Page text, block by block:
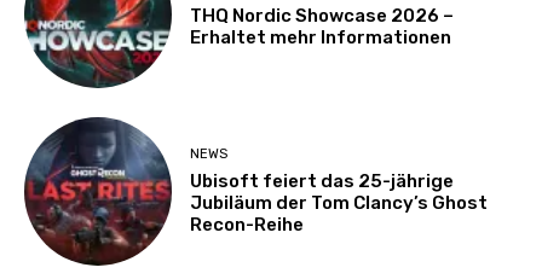
THQ Nordic Showcase 2026 –
Erhaltet mehr Informationen
NEWS
Ubisoft feiert das 25-jährige
Jubiläum der Tom Clancy’s Ghost
Recon-Reihe